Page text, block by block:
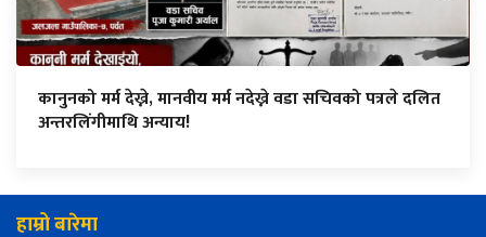
कानुनको मर्म देख्ने, मानवीय मर्म नदेख्ने वडा सचिवको पत्रले दलित
अन्तरलिंगीमाथि अन्याय!
हाम्रो बारेमा